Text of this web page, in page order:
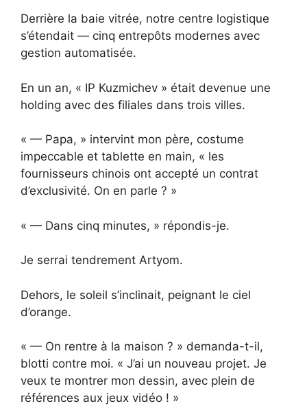
Derrière la baie vitrée, notre centre logistique
s’étendait — cinq entrepôts modernes avec
gestion automatisée.
En un an, « IP Kuzmichev » était devenue une
holding avec des filiales dans trois villes.
« — Papa, » intervint mon père, costume
impeccable et tablette en main, « les
fournisseurs chinois ont accepté un contrat
d’exclusivité. On en parle ? »
« — Dans cinq minutes, » répondis-je.
Je serrai tendrement Artyom.
Dehors, le soleil s’inclinait, peignant le ciel
d’orange.
« — On rentre à la maison ? » demanda-t-il,
blotti contre moi. « J’ai un nouveau projet. Je
veux te montrer mon dessin, avec plein de
références aux jeux vidéo ! »